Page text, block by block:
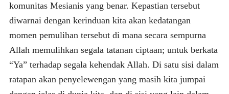
komunitas Mesianis yang benar. Kepastian tersebut
diwarnai dengan kerinduan kita akan kedatangan
momen pemulihan tersebut di mana secara sempurna
Allah memulihkan segala tatanan ciptaan; untuk berkata
“Ya” terhadap segala kehendak Allah. Di satu sisi dalam
ratapan akan penyelewengan yang masih kita jumpai